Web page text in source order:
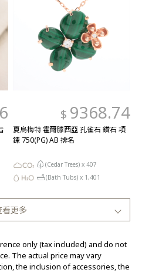
$ 9368.74
夏烏梅特 霍爾滕西亞 孔雀石 鑽石 項
鍊 750(PG) AB 排名
(Cedar Trees) x 407
(Bath Tubs) x 1,401
看更多
only (tax included) and do not
The actual price may vary
the inclusion of accessories, the